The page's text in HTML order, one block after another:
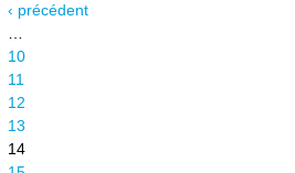
‹ précédent
10
11
12
13
14